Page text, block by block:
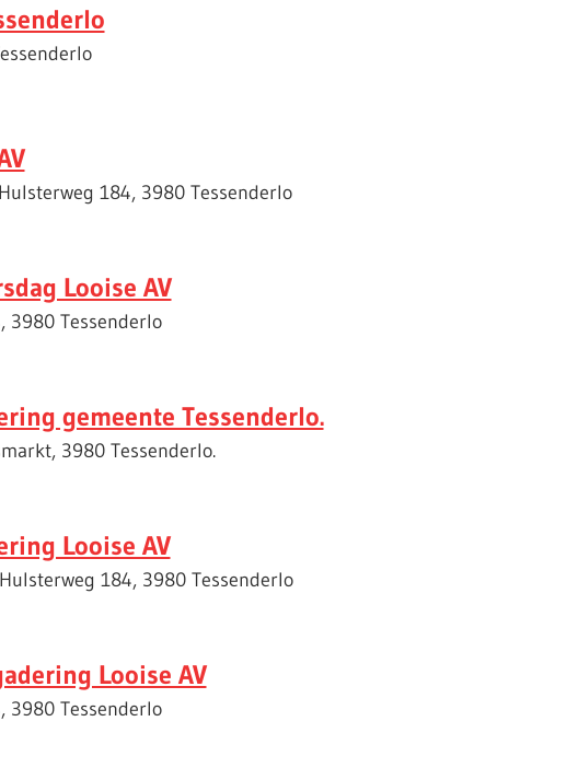
184, 3980 Tessenderlo
Looise AV
3980 Tessenderlo
gemeente Tessenderlo.
3980 Tessenderlo.
Looise AV
184, 3980 Tessenderlo
Looise AV
3980 Tessenderlo